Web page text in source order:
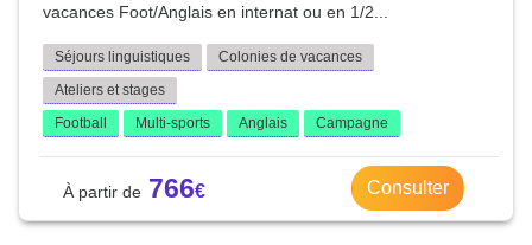
vacances Foot/Anglais en internat ou en 1/2...
Séjours linguistiques
Colonies de vacances
Ateliers et stages
Football
Multi-sports Anglais Campagne
766 Consulter